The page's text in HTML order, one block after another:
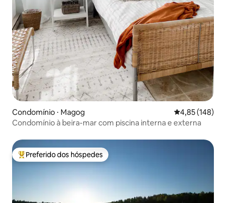
Condomínio ⋅ Magog 4,85 de uma
4,85 (148)
Condomínio à beira-mar com piscina interna e externa
Entre os melhores preferidos dos hóspedes
Preferido dos hóspedes